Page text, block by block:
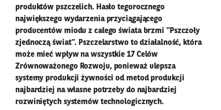
produktów pszczelich. Hasło tegorocznego
największego wydarzenia przyciągającego
producentów miodu z całego świata brzmi "Pszczoły
zjednoczą świat”. Pszczelarstwo to działalność, która
może mieć wpływ na wszystkie 17 Celów
Zrównoważonego Rozwoju, ponieważ ulepsza
systemy produkcji żywności od metod produkcji
najbardziej na własne potrzeby do najbardziej
rozwiniętych systemów technologicznych.